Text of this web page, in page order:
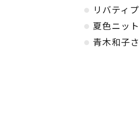
リバティ
夏色ニッ
青木和子